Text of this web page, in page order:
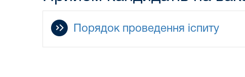
Порядок проведення іспиту